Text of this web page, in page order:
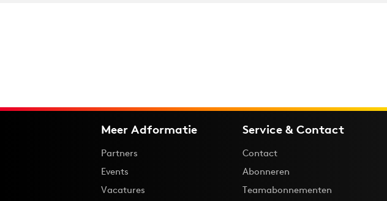
Meer Adformatie
Partners
Events
Vacatures
Service & Contact
Contact
Abonneren
Teamabonnementen